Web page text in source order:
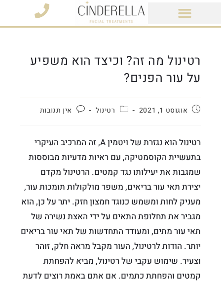
רטינול מה זה? וכיצד הוא משפיע
על עור הפנים?
אוגוסט 1, 2021 רטינול אין תגובות
רטינול הוא נגזרת של ויטמין A, זה המרכיב העיקרי
בתעשיית הקוסמטיקה, עם ראיות מדעיות מבוססות
שמגבות את יעילותו נגד קמטים. הרטינול מקדם
יצירת תאי עור בריאים, משפר מולקולות תומכות עור,
מעניק לחות ומשמש כנוגד חמצון חזק. יתר על כן, הוא
מגביר את תחלופת התאים על ידי האצת נשירה של
תאי עור מתים, ומעודד התחדשות של תאי עור בריאים
יותר. הודות לרטינול, העור מקבל מראה חלק, זוהר
וצעיר. שימוש עקבי של רטינול, מביא להפחתת
קמטים והפחתת כתמים. אם אתם באמת רוצים לדעת